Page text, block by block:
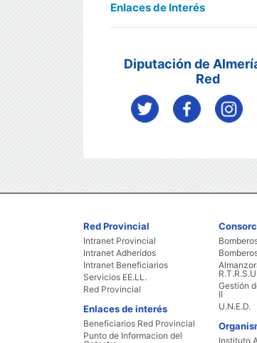
Enlaces de Interés
Diputación de
Red
Red Provincial
Intranet Provincial
Intranet Adheridos
Intranet Beneficiarios
Servicios EE.LL.
Red Provincial
Enlaces de interés
Beneficiarios Red Provincial
Punto de Informacion del
Gestión
II
U.N.E.D.
Instituto